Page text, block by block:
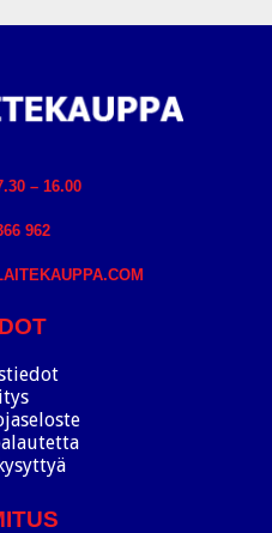
– 16.00
962